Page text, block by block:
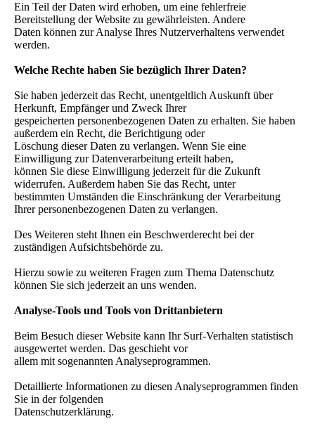
Ein Teil der Daten wird erhoben, um eine fehlerfreie
Bereitstellung der Website zu gewährleisten. Andere
Daten können zur Analyse Ihres Nutzerverhaltens verwendet
werden.
Welche Rechte haben Sie bezüglich Ihrer Daten?
Sie haben jederzeit das Recht, unentgeltlich Auskunft über
Herkunft, Empfänger und Zweck Ihrer
gespeicherten personenbezogenen Daten zu erhalten. Sie haben
außerdem ein Recht, die Berichtigung oder
Löschung dieser Daten zu verlangen. Wenn Sie eine
Einwilligung zur Datenverarbeitung erteilt haben,
können Sie diese Einwilligung jederzeit für die Zukunft
widerrufen. Außerdem haben Sie das Recht, unter
bestimmten Umständen die Einschränkung der Verarbeitung
Ihrer personenbezogenen Daten zu verlangen.
Des Weiteren steht Ihnen ein Beschwerderecht bei der
zuständigen Aufsichtsbehörde zu.
Hierzu sowie zu weiteren Fragen zum Thema Datenschutz
können Sie sich jederzeit an uns wenden.
Analyse-Tools und Tools von Drittanbietern
Beim Besuch dieser Website kann Ihr Surf-Verhalten statistisch
ausgewertet werden. Das geschieht vor
allem mit sogenannten Analyseprogrammen.
Detaillierte Informationen zu diesen Analyseprogrammen finden
Sie in der folgenden
Datenschutzerklärung.